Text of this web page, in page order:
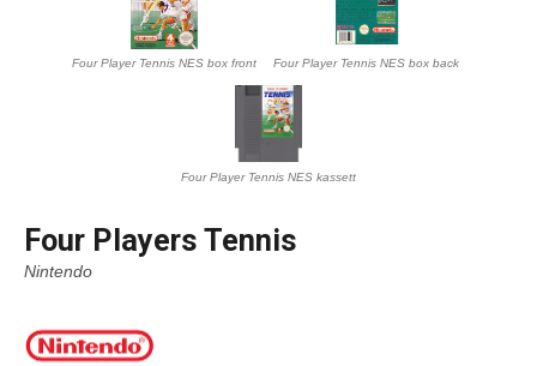
Four Player Tennis NES box front Four Player Tennis NES box back
Four Player Tennis NES kassett
Four Players Tennis
Nintendo